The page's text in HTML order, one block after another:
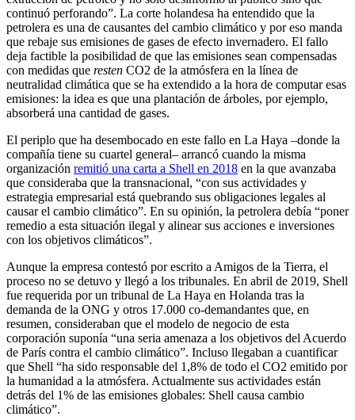
continuó perforando”. La corte holandesa ha entendido que la
petrolera es una de causantes del cambio climático y por eso manda
que rebaje sus emisiones de gases de efecto invernadero. El fallo
deja factible la posibilidad de que las emisiones sean compensadas
con medidas que resten CO2 de la atmósfera en la línea de
neutralidad climática que se ha extendido a la hora de computar esas
emisiones: la idea es que una plantación de árboles, por ejemplo,
absorberá una cantidad de gases.
El periplo que ha desembocado en este fallo en La Haya –donde la
compañía tiene su cuartel general– arrancó cuando la misma
organización remitió una carta a Shell en 2018 en la que avanzaba
que consideraba que la transnacional, “con sus actividades y
estrategia empresarial está quebrando sus obligaciones legales al
causar el cambio climático”. En su opinión, la petrolera debía “poner
remedio a esta situación ilegal y alinear sus acciones e inversiones
con los objetivos climáticos”.
Aunque la empresa contestó por escrito a Amigos de la Tierra, el
proceso no se detuvo y llegó a los tribunales. En abril de 2019, Shell
fue requerida por un tribunal de La Haya en Holanda tras la
demanda de la ONG y otros 17.000 co-demandantes que, en
resumen, consideraban que el modelo de negocio de esta
corporación suponía “una seria amenaza a los objetivos del Acuerdo
de París contra el cambio climático”. Incluso llegaban a cuantificar
que Shell “ha sido responsable del 1,8% de todo el CO2 emitido por
la humanidad a la atmósfera. Actualmente sus actividades están
detrás del 1% de las emisiones globales: Shell causa cambio
climático”.